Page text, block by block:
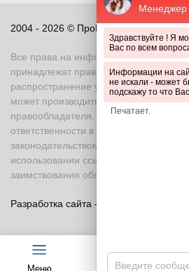
Меню
Менеджер
Здравствуйте ! Я
Вас по всем
Информации на
не искали - может
подскажу то что
2004 - 2026 © ПроПериметр, все
Все права на информационные и
принадлежат правообладателю.
распространение указанных
может производиться только с
правообладателя, в противном
ответственности в соответствии с
законодательством Российской
использовании ссылка на
заимствования обязательна
Разработка сайта —